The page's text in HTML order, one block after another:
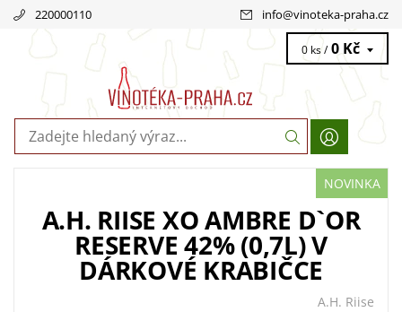
220000110 info@vinoteka-praha.cz
0 ks / 0 Kč
NOVINKA
A.H. RIISE XO AMBRE D`OR
RESERVE 42% (0,7L) V
DÁRKOVÉ KRABIČCE
A.H. Riise